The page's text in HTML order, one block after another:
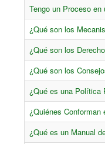
Tengo un Proceso
¿Qué son los
¿Qué son los
¿Qué son los
¿Qué es una Política
¿Quiénes Conforman
¿Qué es un Manual